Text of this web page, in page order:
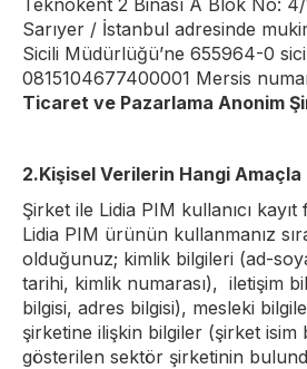
Teknokent 2 Binası A Blok No: 4/
Sarıyer / İstanbul adresinde
Sicili Müdürlüğü’ne 655964-0
0815104677400001 Mersis
Ticaret ve Pazarlama Anonim
2.Kişisel Verilerin Hangi
Şirket ile Lidia PIM kullanıcı
Lidia PIM ürünün kullanmanız
olduğunuz; kimlik bilgileri (ad-
tarihi, kimlik numarası), iletişim
bilgisi, adres bilgisi), mesleki
şirketine ilişkin bilgiler (şirket isim
gösterilen sektör şirketinin